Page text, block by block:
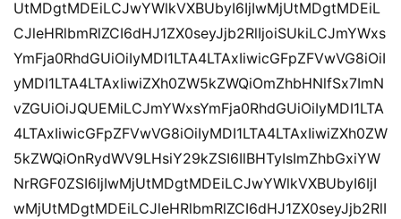
UtMDgtMDEiLCJwYWlkVXBUbyI6IjIwMjUtMDgtMDEiL
CJleHRlbmRlZCI6dHJ1ZX0seyJjb2RlIjoiSUkiLCJmYWxs
YmFja0RhdGUiOiIyMDI1LTA4LTAxIiwicGFpZFVwVG8iOiI
yMDI1LTA4LTAxIiwiZXh0ZW5kZWQiOmZhbHNlfSx7ImN
vZGUiOiJQUEMiLCJmYWxsYmFja0RhdGUiOiIyMDI1LTA
4LTAxIiwicGFpZFVwVG8iOiIyMDI1LTA4LTAxIiwiZXh0ZW
5kZWQiOnRydWV9LHsiY29kZSI6IlBHTyIsImZhbGxiYW
NrRGF0ZSI6IjIwMjUtMDgtMDEiLCJwYWlkVXBUbyI6IjI
wMjUtMDgtMDEiLCJleHRlbmRlZCI6dHJ1ZX0seyJjb2RlI